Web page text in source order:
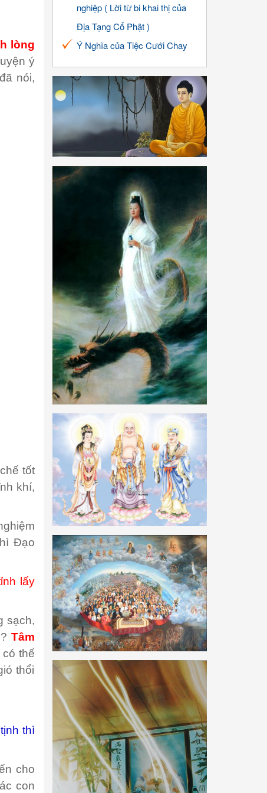
lòng
ý
nói,
tốt
khí,
Đạo
lấy
sạch,
Tâm
có thể
thổi
thì
cho
con
nghiệp ( Lời từ bi khai thị của
Địa Tạng Cổ Phật )
Ý Nghĩa của Tiệc Cưới Chay